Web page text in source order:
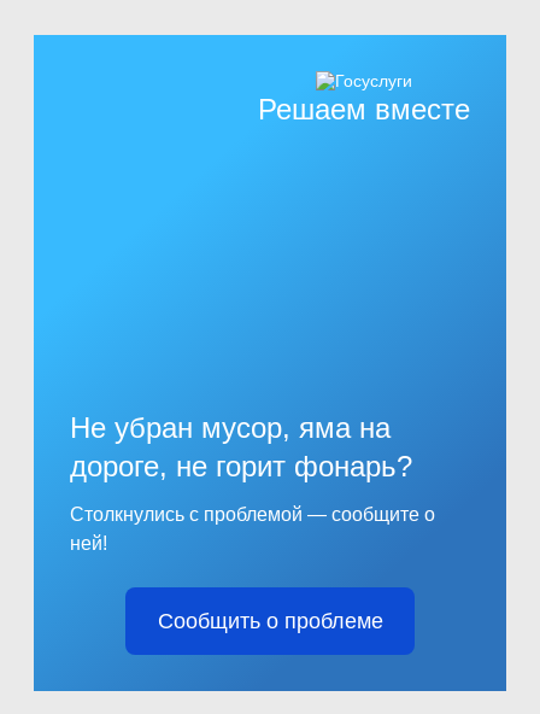
Решаем вместе
Не убран мусор, яма на
дороге, не горит фонарь?
Столкнулись с проблемой — сообщите о
ней!
Сообщить о проблеме